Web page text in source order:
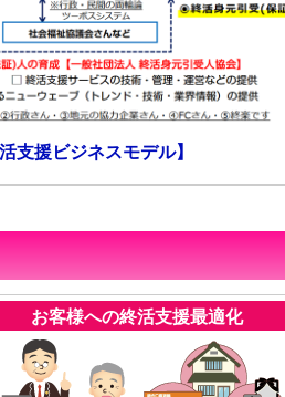
支援ビジネスモデル】
お客様への終活支援最適化